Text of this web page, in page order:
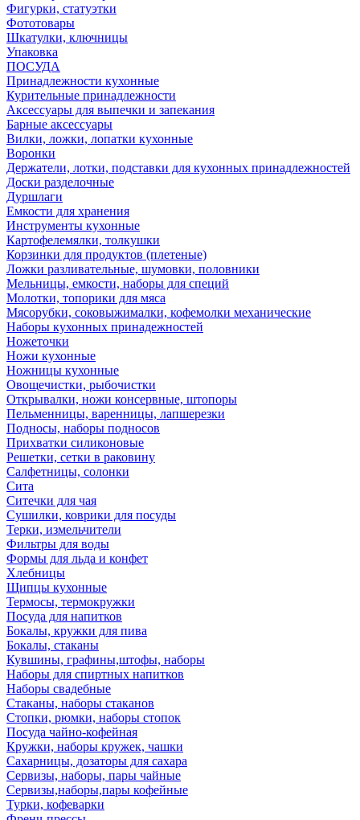
Фигурки, статуэтки
Фототовары
Шкатулки, ключницы
Упаковка
ПОСУДА
Принадлежности кухонные
Курительные принадлежности
Аксессуары для выпечки и запекания
Барные аксессуары
Вилки, ложки, лопатки кухонные
Воронки
Держатели, лотки, подставки для кухонных принадлежностей
Доски разделочные
Дуршлаги
Емкости для хранения
Инструменты кухонные
Картофелемялки, толкушки
Корзинки для продуктов (плетеные)
Ложки разливательные, шумовки, половники
Мельницы, емкости, наборы для специй
Молотки, топорики для мяса
Мясорубки, соковыжималки, кофемолки механические
Наборы кухонных принадежностей
Ножеточки
Ножи кухонные
Ножницы кухонные
Овощечистки, рыбочистки
Открывалки, ножи консервные, штопоры
Пельменницы, варенницы, лапшерезки
Подносы, наборы подносов
Прихватки силиконовые
Решетки, сетки в раковину
Салфетницы, солонки
Сита
Ситечки для чая
Сушилки, коврики для посуды
Терки, измельчители
Фильтры для воды
Формы для льда и конфет
Хлебницы
Щипцы кухонные
Термосы, термокружки
Посуда для напитков
Бокалы, кружки для пива
Бокалы, стаканы
Кувшины, графины,штофы, наборы
Наборы для спиртных напитков
Наборы свадебные
Стаканы, наборы стаканов
Стопки, рюмки, наборы стопок
Посуда чайно-кофейная
Кружки, наборы кружек, чашки
Сахарницы, дозаторы для сахара
Сервизы, наборы, пары чайные
Сервизы,наборы,пары кофейные
Турки, кофеварки